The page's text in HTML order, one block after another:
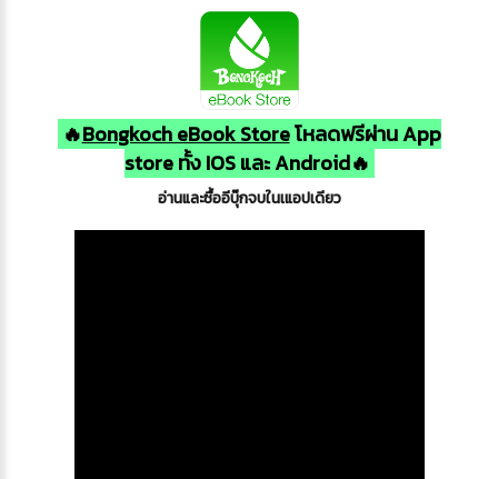
🔥Bongkoch eBook Storeโหลดฟรีผ่าน App
store ทั้ง IOS และ Android🔥
อ่านและซื้ออีบุ๊กจบในเแอปเดียว